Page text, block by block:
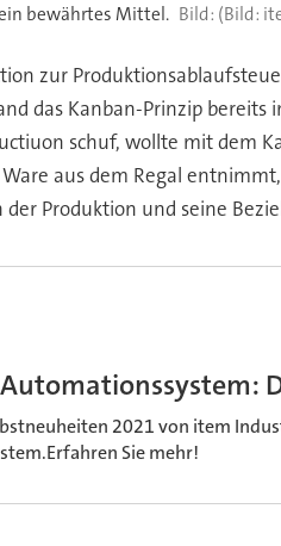
bewährtes Mittel. (Bild:
zur
das Kanban-Prinzip bereits
schuf, wollte mit dem
aus dem Regal
Produktion und seine
2021 von item
Sie mehr!